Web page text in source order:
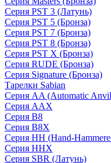
Серия PST 3 (Латунь)
Серия PST 5 (Бронза)
Серия PST 7 (Бронза)
Серия PST 8 (Бронза)
Серия PST X (Бронза)
Серия RUDE (Бронза)
Серия Signature (Бронза)
Тарелки Sabian
Серия AA (Automatic
Серия AAX
Серия B8
Серия B8X
Серия HH (Hand-
Серия HHX
Серия SBR (Латунь)